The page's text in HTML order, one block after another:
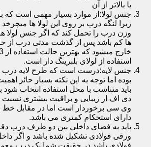
یا بالاتر از آن
جنس لولا:از موارد بسیار مهمی است که
زیرا لنگه درب بر روی این لولا ها میچرخد و
وزن درب را تحمل کند که اگر جنس لولا ها
ها کم باشد پس از گذشت مدتی درب از
استفاده از لولای بلبرینگ دار است.
جنس لایه:درست است که طرح لایه درب
بوده اما توجه به این نکته بسیار حائز
باید متناسب با محل استفاده انتخاب
دی اف از زیبایی و براقیت بیشتری
وی سی برخوردار است اما در مقابل خط
دارای استحکام کمتری می باشد.
باید به فضای داخلی بین دو طرف درب دقت
ورقی فولادی تشکیل شده باشد و اگر